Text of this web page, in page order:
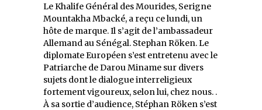
Le Khalife Général des Mourides, Serigne
Mountakha Mbacké, a reçu ce lundi, un
hôte de marque. Il s’agit de l’ambassadeur
Allemand au Sénégal. Stephan Röken. Le
diplomate Européen s’est entretenu avec le
Patriarche de Darou Miname sur divers
sujets dont le dialogue interreligieux
fortement vigoureux, selon lui, chez nous. .
À sa sortie d’audience, Stéphan Röken s’est